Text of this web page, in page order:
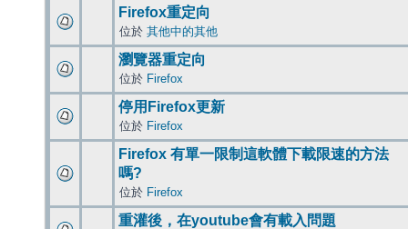
Firefox重定向
位於 其他中的其他
瀏覽器重定向
位於 Firefox
停用Firefox更新
位於 Firefox
Firefox 有單一限制這軟體下載限速的方法
嗎?
位於 Firefox
重灌後，在youtube會有載入問題